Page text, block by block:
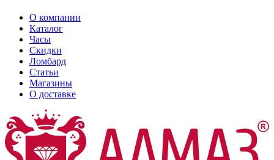
О компании
Каталог
Часы
Скидки
Ломбард
Статьи
Магазины
О доставке